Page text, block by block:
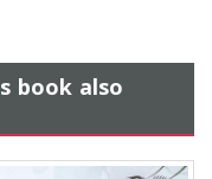
book also